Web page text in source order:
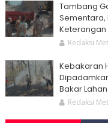
Tambang
Sementara,
Keterangan
Redaksi
Kebakaran
Bakar Lahan
Redaksi